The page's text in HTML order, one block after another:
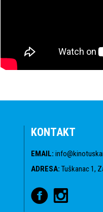
KONTAKT
EMAIL:
ADRESA: Tuškanac 1,